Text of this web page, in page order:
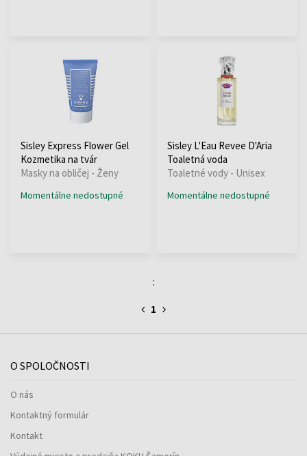
Sisley Express Flower Gel
Kozmetika na tvár
Masky na obličej - Ženy
Momentálne nedostupné
Sisley L'Eau Revee D'Aria
Toaletná voda
Toaletné vody - Unisex
Momentálne nedostupné
:
1
O SPOLOČNOSTI
O nás
Kontaktný formulár
Kontakt